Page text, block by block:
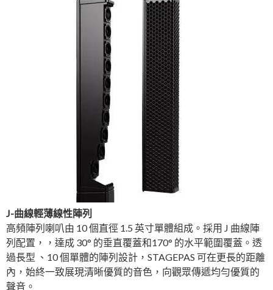
J-曲線輕薄線性陣列
高頻陣列喇叭由 10 個直徑 1.5 英寸單體組成。採用 J 曲線陣
列配置，，達成 30° 的垂直覆蓋和170° 的水平範圍覆蓋。透
過長型 、10 個單體的陣列設計，STAGEPAS 可在更長的距離
內，始終一致展現清晰優質的音色，向觀眾傳遞均勻優質的
聲音。